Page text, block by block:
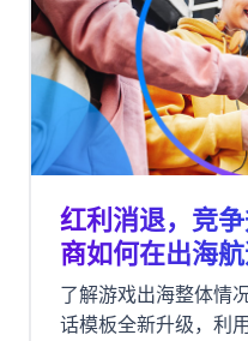
红利消退，竞
商如何在出海
了解游戏出海整体情
话模板全新升级，利